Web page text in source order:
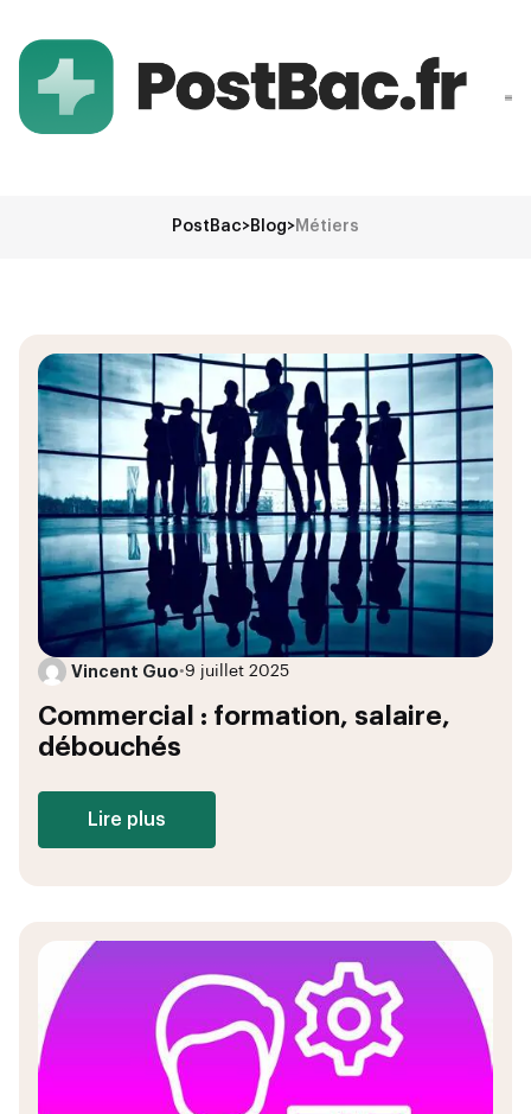
PostBac>Blog>Métiers
Vincent Guo•9 juillet 2025
Commercial : formation, salaire,
débouchés
Lire plus